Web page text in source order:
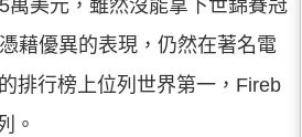
萬美元，雖然沒能拿下世錦賽冠
藉優異的表現，仍然在著名電
排行榜上位列世界第一，Fireb
。